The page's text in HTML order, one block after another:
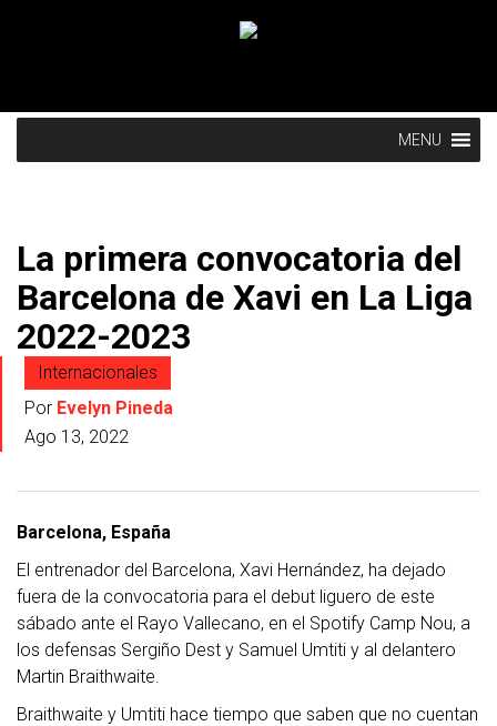
MENU
La primera convocatoria del
Barcelona de Xavi en La Liga
2022-2023
Internacionales
Por Evelyn Pineda
Ago 13, 2022
Barcelona, España
El entrenador del Barcelona, Xavi Hernández, ha dejado
fuera de la convocatoria para el debut liguero de este
sábado ante el Rayo Vallecano, en el Spotify Camp Nou, a
los defensas Sergiño Dest y Samuel Umtiti y al delantero
Martin Braithwaite.
Braithwaite y Umtiti hace tiempo que saben que no cuentan